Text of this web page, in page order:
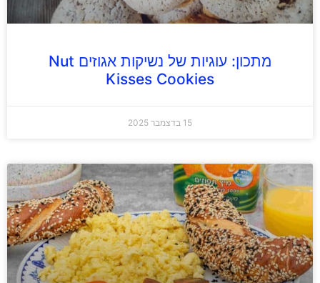
מתכון: עוגיות של נשיקות אגוזים Nut
Kisses Cookies
15 בדצמבר 2025